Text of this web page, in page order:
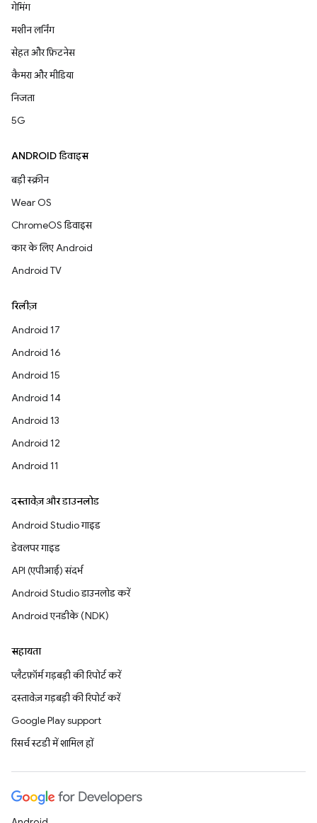
गेमिंग
मशीन लर्निंग
सेहत और फ़िटनेस
कैमरा और मीडिया
निजता
5G
ANDROID डिवाइस
बड़ी स्क्रीन
Wear OS
ChromeOS डिवाइस
कार के लिए Android
Android TV
रिलीज़
Android 17
Android 16
Android 15
Android 14
Android 13
Android 12
Android 11
दस्तावेज़ और डाउनलोड
Android Studio गाइड
डेवलपर गाइड
API (एपीआई) संदर्भ
Android Studio डाउनलोड करें
Android एनडीके (NDK)
सहायता
प्लैटफ़ॉर्म गड़बड़ी की रिपोर्ट करें
दस्तावेज़ गड़बड़ी की रिपोर्ट करें
Google Play support
रिसर्च स्टडी में शामिल हों